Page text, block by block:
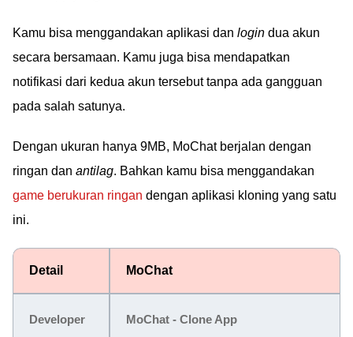
Kamu bisa menggandakan aplikasi dan login dua akun
secara bersamaan. Kamu juga bisa mendapatkan
notifikasi dari kedua akun tersebut tanpa ada gangguan
pada salah satunya.
Dengan ukuran hanya 9MB, MoChat berjalan dengan
ringan dan antilag. Bahkan kamu bisa menggandakan
game berukuran ringan dengan aplikasi kloning yang satu
ini.
Detail MoChat
Developer MoChat - Clone App